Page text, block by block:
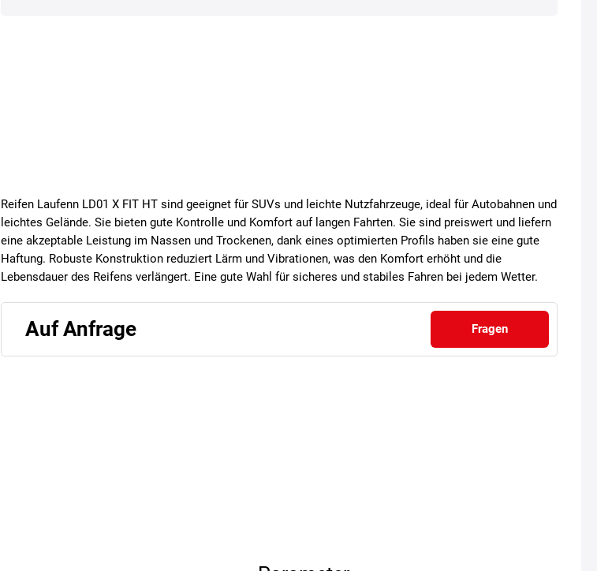
Reifen Laufenn LD01 X FIT HT sind geeignet für SUVs und leichte Nutzfahrzeuge, ideal für Autobahnen und
leichtes Gelände. Sie bieten gute Kontrolle und Komfort auf langen Fahrten. Sie sind preiswert und liefern
eine akzeptable Leistung im Nassen und Trockenen, dank eines optimierten Profils haben sie eine gute
Haftung. Robuste Konstruktion reduziert Lärm und Vibrationen, was den Komfort erhöht und die
Lebensdauer des Reifens verlängert. Eine gute Wahl für sicheres und stabiles Fahren bei jedem Wetter.
Auf Anfrage Fragen